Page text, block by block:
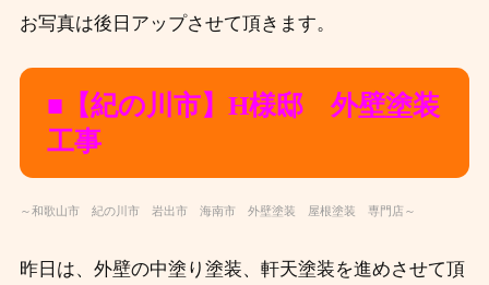
お写真は後日アップさせて頂きます。
■【紀の川市】H様邸 外壁塗装
工事
～和歌山市 紀の川市 岩出市 海南市 外壁塗装 屋根塗装 専門店～
昨日は、外壁の中塗り塗装、軒天塗装を進めさせて頂